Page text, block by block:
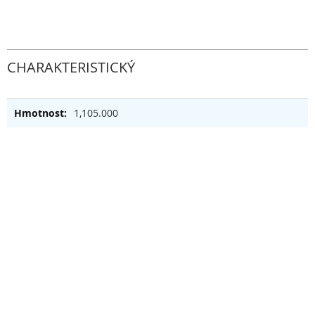
CHARAKTERISTICKÝ
1,105.000